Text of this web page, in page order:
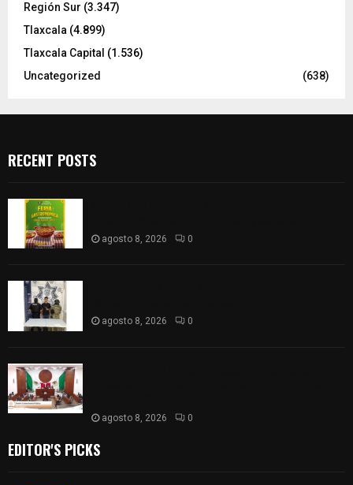
Región Sur (3.347)
Tlaxcala (4.899)
Tlaxcala Capital (1.536)
Uncategorized
(638)
RECENT POSTS
agosto 8, 2026 0
agosto 8, 2026 0
agosto 8, 2026 0
EDITOR'S PICKS